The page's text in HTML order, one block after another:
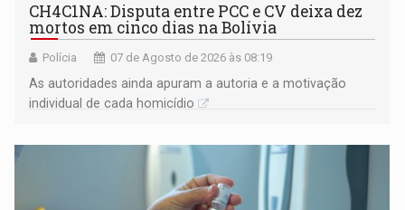
CH4C1NA: Disputa entre PCC e CV deixa dez
mortos em cinco dias na Bolívia
Polícia 07 de Agosto de 2026 às 08:19
As autoridades ainda apuram a autoria e a motivação
individual de cada homicídio